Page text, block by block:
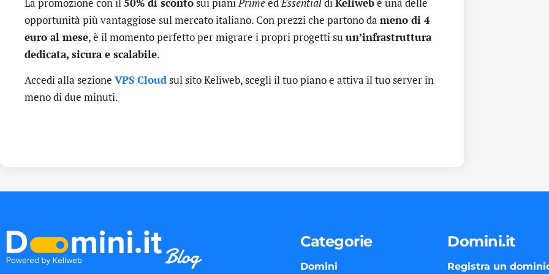
opportunità più vantaggiose sul mercato italiano. Con prezzi che partono da meno di 4
euro al mese, è il momento perfetto per migrare i propri progetti suun’infrastruttura
dedicata, sicura e scalabile.
Accedi alla sezione VPS Cloudsul sito Keliweb, scegli il tuo piano e attiva il tuo server in
meno di due minuti.
Categorie
Domini
Domini.it
Registra un